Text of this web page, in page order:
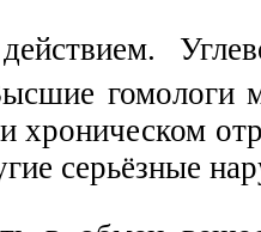
гомологи
серьёзные